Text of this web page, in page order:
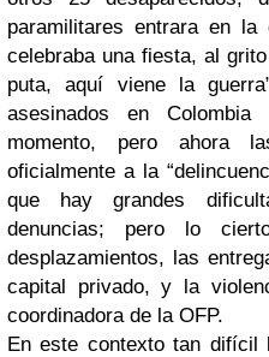
paramilitares entrara en
celebraba una fiesta, al
puta, aquí viene la
asesinados en
momento, pero ahora
oficialmente a la
que hay grandes
denuncias; pero lo
desplazamientos, las
capital privado, y la
coordinadora de la OFP.
En este contexto tan difícil